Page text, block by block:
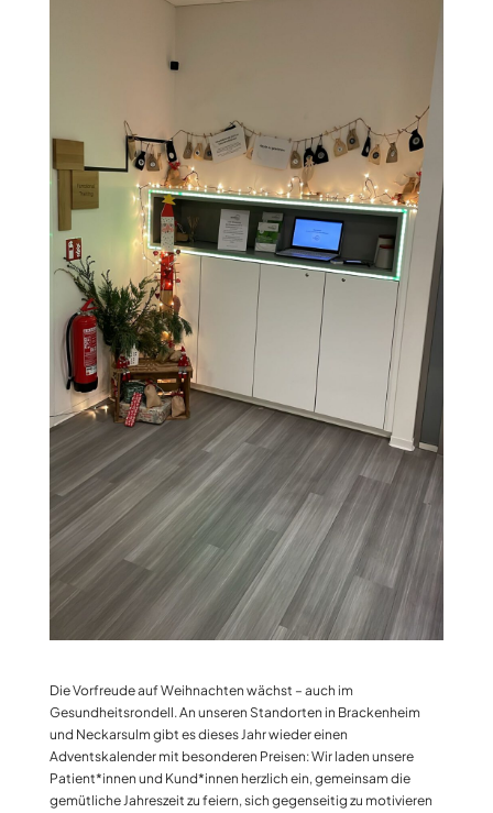
Die Vorfreude auf Weihnachten wächst – auch im
Gesundheitsrondell. An unseren Standorten in Brackenheim
und Neckarsulm gibt es dieses Jahr wieder einen
Adventskalender mit besonderen Preisen: Wir laden unsere
Patient*innen und Kund*innen herzlich ein, gemeinsam die
gemütliche Jahreszeit zu feiern, sich gegenseitig zu motivieren